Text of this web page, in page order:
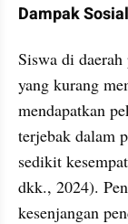
Dampak
Siswa di
yang kurang
mendapatkan
terjebak dalam
sedikit
dkk., 2024).
kesenjangan